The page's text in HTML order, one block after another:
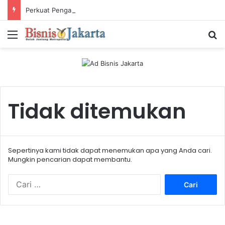
Menu
Tidak ditemukan
Sepertinya kami tidak dapat menemukan apa yang Anda cari.
Mungkin pencarian dapat membantu.